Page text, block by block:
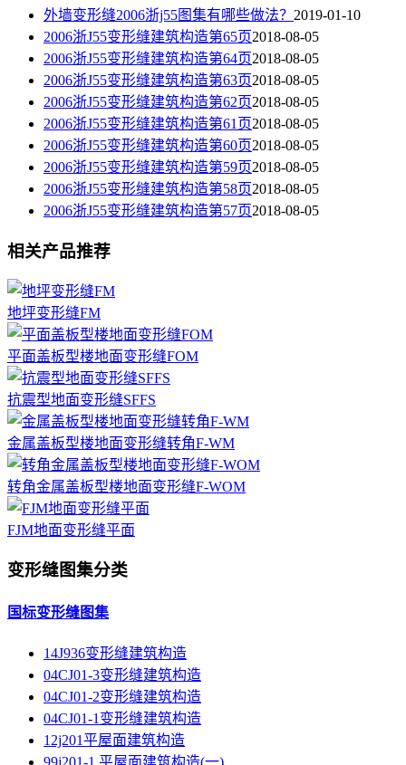
外墙变形缝2006浙j55图集有哪些做法？ 2019-01-10
2006浙J55变形缝建筑构造第65页2018-08-05
2006浙J55变形缝建筑构造第64页2018-08-05
2006浙J55变形缝建筑构造第63页2018-08-05
2006浙J55变形缝建筑构造第62页2018-08-05
2006浙J55变形缝建筑构造第61页2018-08-05
2006浙J55变形缝建筑构造第60页2018-08-05
2006浙J55变形缝建筑构造第59页2018-08-05
2006浙J55变形缝建筑构造第58页2018-08-05
2006浙J55变形缝建筑构造第57页2018-08-05
相关产品推荐
地坪变形缝FM
平面盖板型楼地面变形缝FOM
抗震型地面变形缝SFFS
金属盖板型楼地面变形缝转角F-WM
转角金属盖板型楼地面变形缝F-WOM
FJM地面变形缝平面
变形缝图集分类
国标变形缝图集
14J936变形缝建筑构造
04CJ01-3变形缝建筑构造
04CJ01-2变形缝建筑构造
04CJ01-1变形缝建筑构造
12j201平屋面建筑构造
99j201-1 平屋面建筑构造(一)